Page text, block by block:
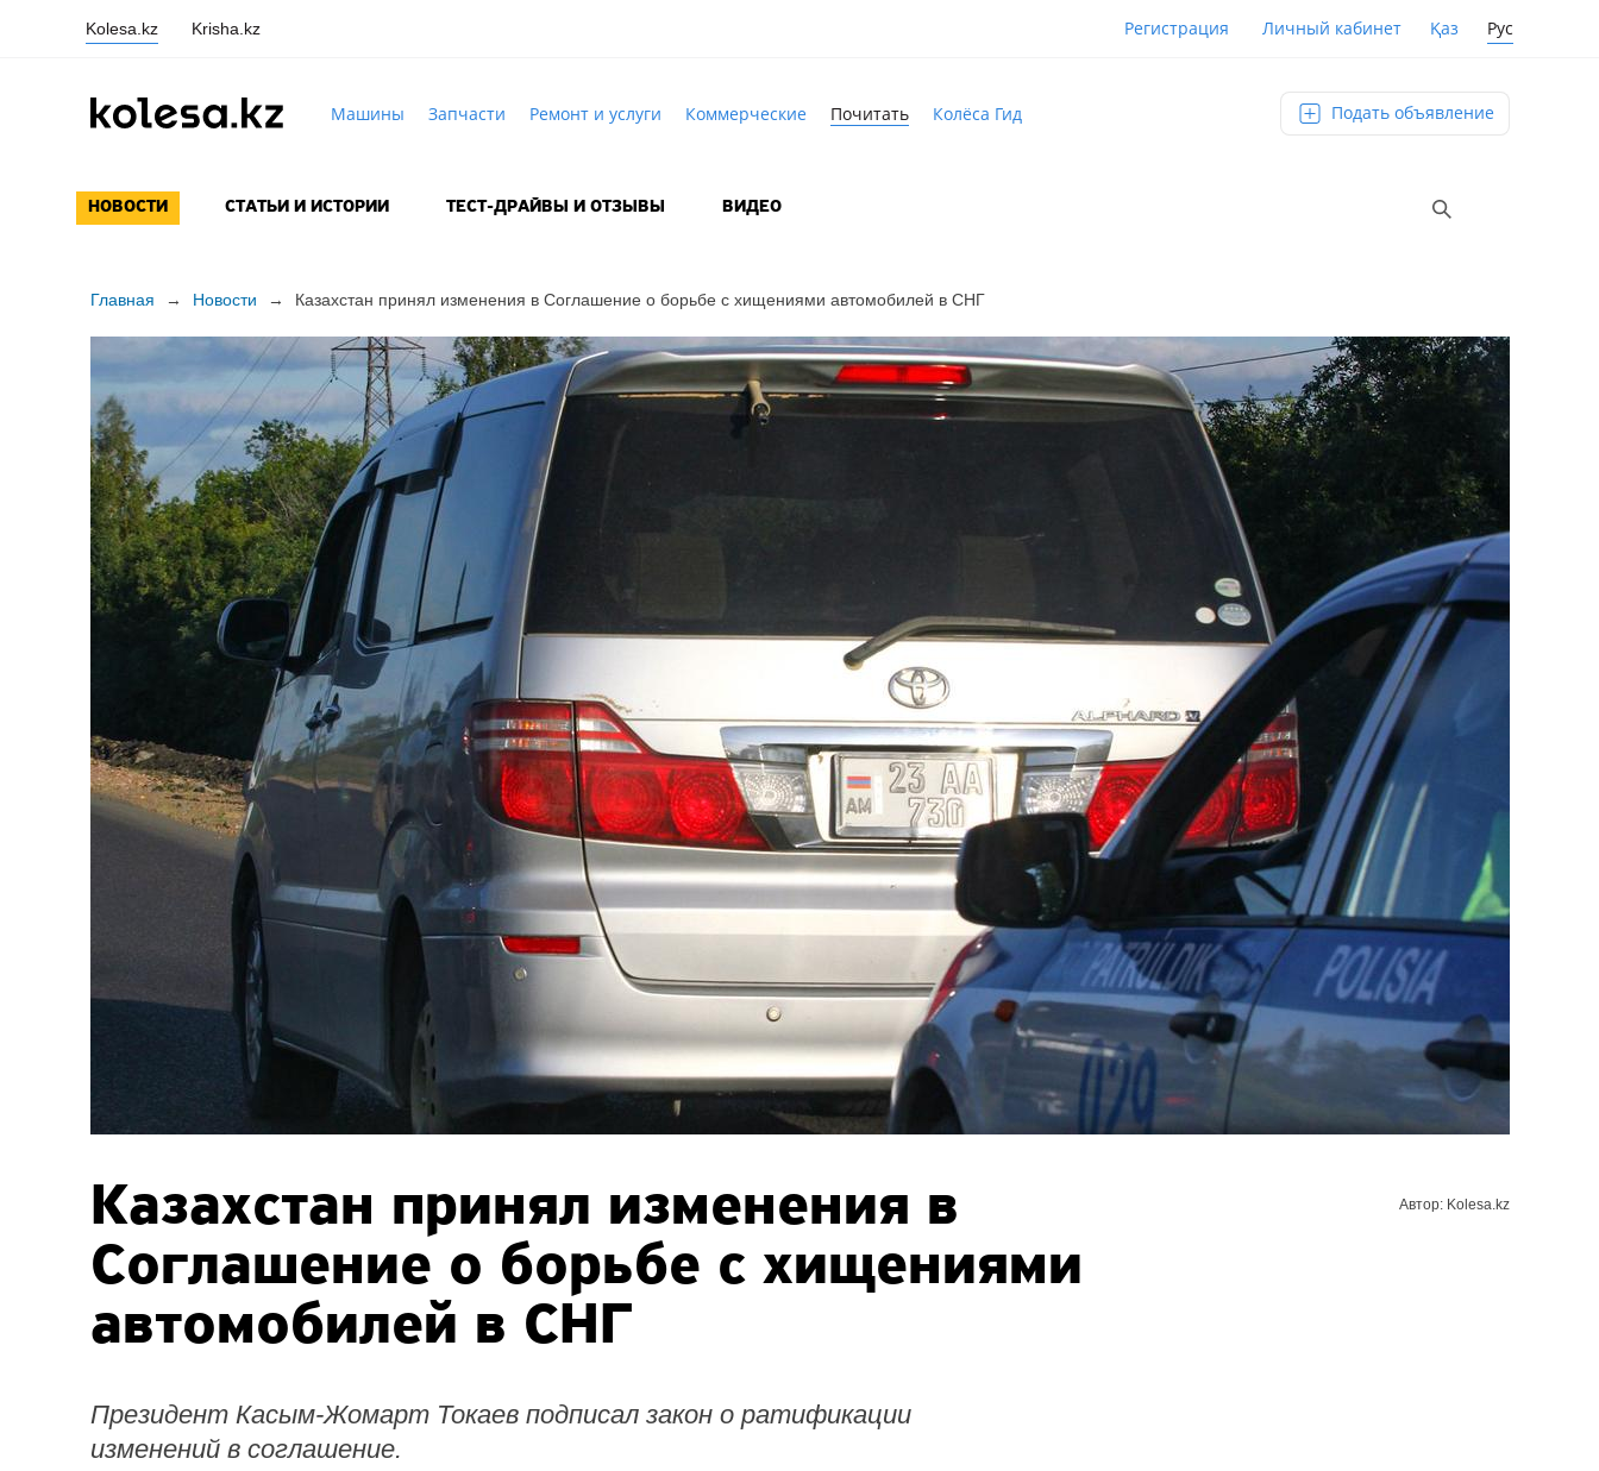
Kolesa.kz Krisha.kz Регистрация Личный кабинет Қаз Рус
Машины Запчасти Ремонт и услуги Коммерческие Почитать Колёса Гид Подать объявление
НОВОСТИ СТАТЬИ И ИСТОРИИ ТЕСТ-ДРАЙВЫ И ОТЗЫВЫ ВИДЕО
Главная → Новости → Казахстан принял изменения в Соглашение о борьбе с хищениями автомобилей в СНГ
Казахстан принял изменения в
Соглашение о борьбе с хищениями
автомобилей в СНГ
Президент Касым-Жомарт Токаев подписал закон о ратификации
изменений в соглашение.
Автор: Kolesa.kz